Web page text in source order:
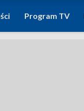
Program TV